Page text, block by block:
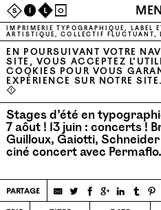
SILO
IMPRIMERIE TYPOGRAPHIQUE, LABEL
ARTISTIQUE, COLLECTIF FLUCTUANT,
EN POURSUIVANT VOTRE
SITE, VOUS ACCEPTEZ
COOKIES POUR VOUS
EXPÉRIENCE SUR NOTRE
⚠
Stages d’été en
7 aôut !13 juin : concerts !
Guilloux, Gaiotti,
ciné concert avec Permaflo.
partage